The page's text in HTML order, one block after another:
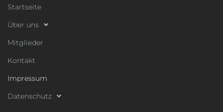
Startseite
Über uns
Mitglieder
Kontakt
Impressum
Datenschutz